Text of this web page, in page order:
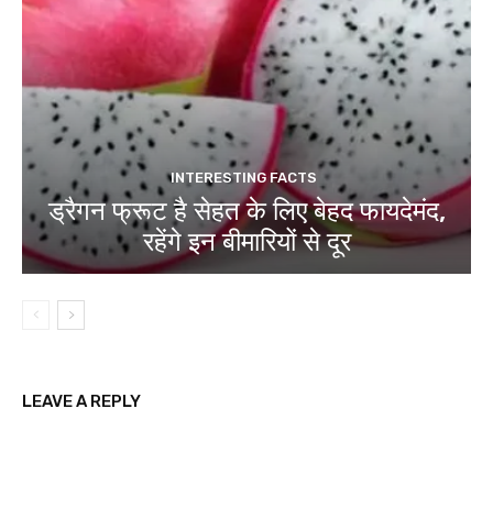
INTERESTING FACTS
ड्रैगन फ्रूट है सेहत के लिए बेहद फायदेमंद,
रहेंगे इन बीमारियों से दूर
LEAVE A REPLY